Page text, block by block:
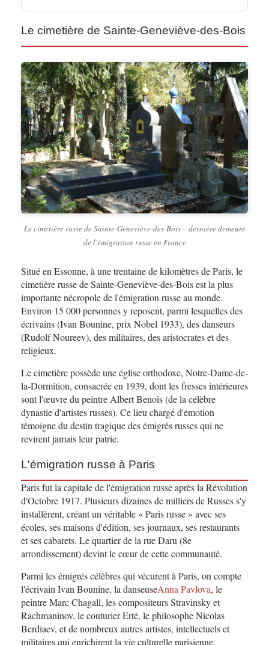
Le cimetière de Sainte-Geneviève-des-Bois
Le cimetière russe de Sainte-Geneviève-des-Bois – dernière demeure
de l'émigration russe en France
Situé en Essonne, à une trentaine de kilomètres de Paris, le
cimetière russe de Sainte-Geneviève-des-Bois est la plus
importante nécropole de l'émigration russe au monde.
Environ 15 000 personnes y reposent, parmi lesquelles des
écrivains (Ivan Bounine, prix Nobel 1933), des danseurs
(Rudolf Noureev), des militaires, des aristocrates et des
religieux.
Le cimetière possède une église orthodoxe, Notre-Dame-de-
la-Dormition, consacrée en 1939, dont les fresses intérieures
sont l'œuvre du peintre Albert Benois (de la célèbre
dynastie d'artistes russes). Ce lieu chargé d'émotion
témoigne du destin tragique des émigrés russes qui ne
revirent jamais leur patrie.
L'émigration russe à Paris
Paris fut la capitale de l'émigration russe après la Révolution
d'Octobre 1917. Plusieurs dizaines de milliers de Russes s'y
installèrent, créant un véritable « Paris russe » avec ses
écoles, ses maisons d'édition, ses journaux, ses restaurants
et ses cabarets. Le quartier de la rue Daru (8e
arrondissement) devint le cœur de cette communauté.
Parmi les émigrés célèbres qui vécurent à Paris, on compte
l'écrivain Ivan Bounine, la danseuseAnna Pavlova, le
peintre Marc Chagall, les compositeurs Stravinsky et
Rachmaninov, le couturier Erté, le philosophe Nicolas
Berdiaev, et de nombreux autres artistes, intellectuels et
militaires qui enrichirent la vie culturelle parisienne.